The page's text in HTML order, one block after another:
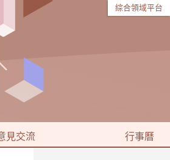
綜合領域平台
見交流 行事曆